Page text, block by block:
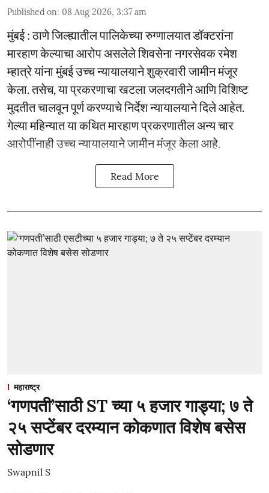
Published on: 08 Aug 2026, 3:37 am
मुंबई : ठाणे जिल्ह्यातील पालिकेच्या रुग्णालयात डॉक्टरांना
मारहाण केल्याचा आरोप असलेले शिवसेना नगरसेवक रमेश
म्हात्रे यांना मुंबई उच्च न्यायालयाने शुक्रवारी जामीन मंजूर
केला. तसेच, या प्रकरणाचा खटला जलदगतीने आणि विशिष्ट
मुदतीत चालवून पूर्ण करण्याचे निर्देश न्यायालयाने दिले आहेत.
गेल्या महिन्यात या कथित मारहाण प्रकरणातील अन्य चार
आरोपींनाही उच्च न्यायालयाने जामीन मंजूर केला आहे.
Read More
महाराष्ट्र
‘गणपती’साठी ST च्या ५ हजार गाड्या; ७ ते
२५ सप्टेंबर दरम्यान कोकणात विशेष बसेस
सोडणार
Swapnil S